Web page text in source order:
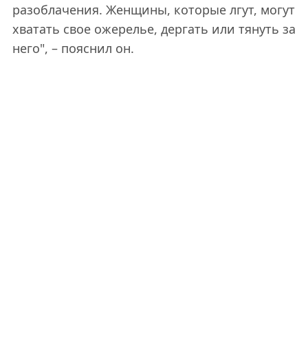
разоблачения. Женщины, которые лгут, могут
хватать свое ожерелье, дергать или тянуть за
него", – пояснил он.